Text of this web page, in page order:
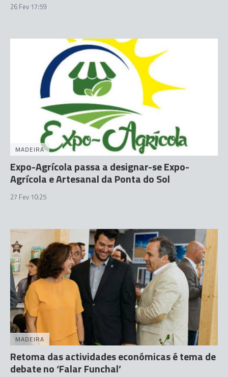
26 Fev 17:59
MADEIRA
Expo-Agrícola passa a designar-se Expo-
Agrícola e Artesanal da Ponta do Sol
27 Fev 10:25
MADEIRA
Retoma das actividades económicas é tema de
debate no ‘Falar Funchal’